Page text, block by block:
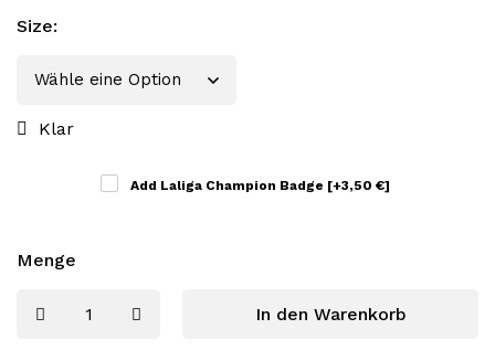
Size:
Klar
Add Laliga Champion Badge [+3,50 €]
Menge
In den Warenkorb